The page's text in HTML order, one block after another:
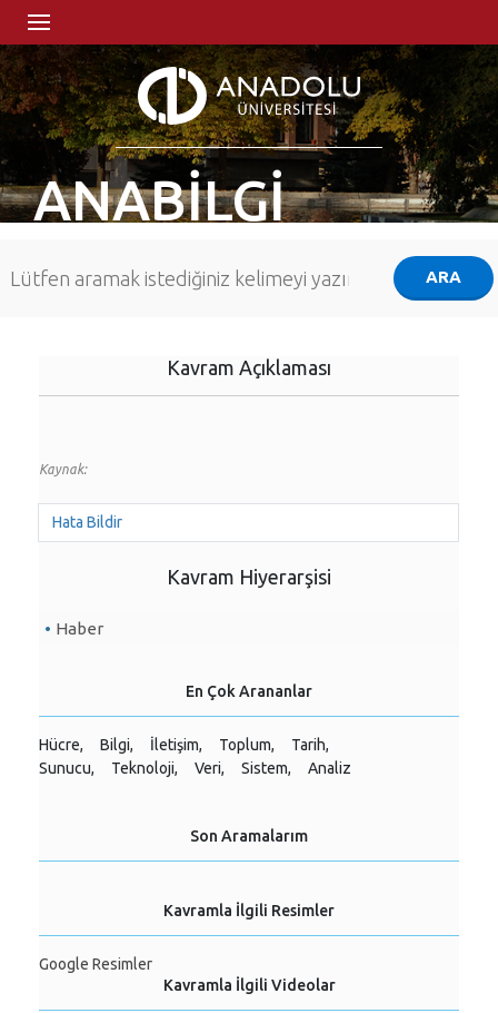
ANABİLGİ
Kavram Açıklaması
Kaynak:
Hata Bildir
Kavram Hiyerarşisi
Haber
En Çok Arananlar
Hücre, Bilgi, İletişim, Toplum,
Tarih,
Sunucu,
Teknoloji, Veri, Sistem, Analiz
Son Aramalarım
Kavramla İlgili Resimler
Google Resimler
Kavramla İlgili Videolar